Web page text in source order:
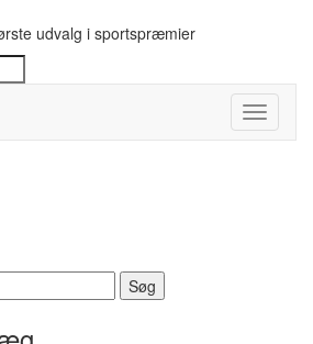
udvalg i sportspræmier
Toggle